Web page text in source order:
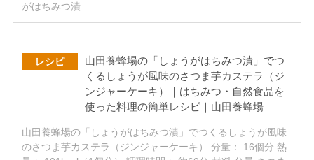
がはちみつ漬
レシピ
山田養蜂場の「しょうがはちみつ漬」でつ
くるしょうが風味のさつま芋カステラ（ジ
ンジャーケーキ）｜はちみつ・自然食品を
使った料理の簡単レシピ｜山田養蜂場
山田養蜂場の「しょうがはちみつ漬」でつくるしょうが風味
のさつま芋カステラ（ジンジャーケーキ） 分量： 16個分 熱